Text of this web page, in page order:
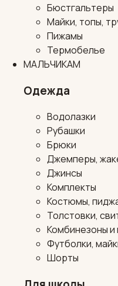
Бюстгальтеры
Майки, топы,
Пижамы
Термобелье
МАЛЬЧИКАМ
Одежда
Водолазки
Рубашки
Брюки
Джемперы,
Джинсы
Комплекты
Костюмы,
Толстовки,
Комбинезоны
Футболки,
Шорты